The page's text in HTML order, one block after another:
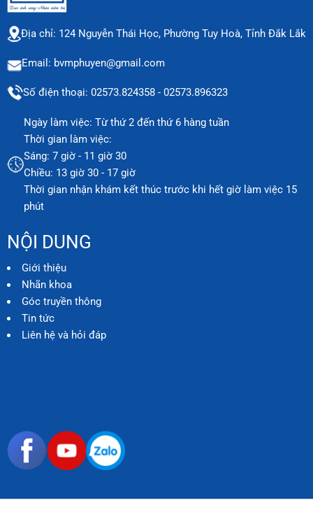
Địa chỉ: 124 Nguyễn Thái Học, Phường Tuy Hoà, Tỉnh Đắk Lắk
Email: bvmphuyen@gmail.com
Số điện thoại: 02573.824358 - 02573.896323
Ngày làm việc: Từ thứ 2 đến thứ 6 hàng tuần
Thời gian làm việc:
Sáng: 7 giờ - 11 giờ 30
Chiều: 13 giờ 30 - 17 giờ
Thời gian nhận khám kết thúc trước khi hết giờ làm việc 15
phút
NỘI DUNG
Giới thiệu
Nhãn khoa
Góc truyền thông
Tin tức
Liên hệ và hỏi đáp